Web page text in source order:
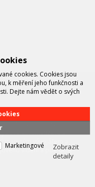
společností,
automatizace a
vývojářem a
vidění a pokročilé
cookies. Cookies jsou
k měření jeho funkčnosti a
Dejte nám vědět o svých
Marketingové
Zobrazit
detaily